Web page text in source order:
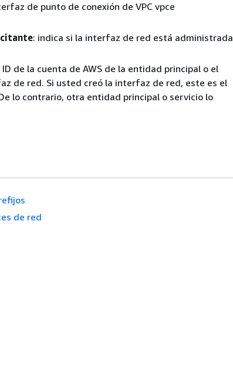
de punto de conexión de VPC vpce
: indica si la interfaz de red está administrada
ID de la cuenta de AWS de la entidad principal o el
de red. Si usted creó la interfaz de red, este es el
lo contrario, otra entidad principal o servicio lo
de red